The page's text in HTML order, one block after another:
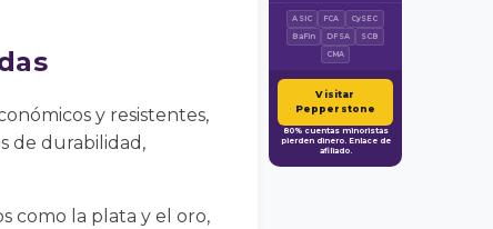
y resistentes,
de durabilidad,
como la plata y el oro,
ASIC FCA
CySEC
BaFin
DFSA
SCB
CMA
Visitar
Pepperstone
80% cuentas minoristas
pierden dinero. Enlace de
afiliado.